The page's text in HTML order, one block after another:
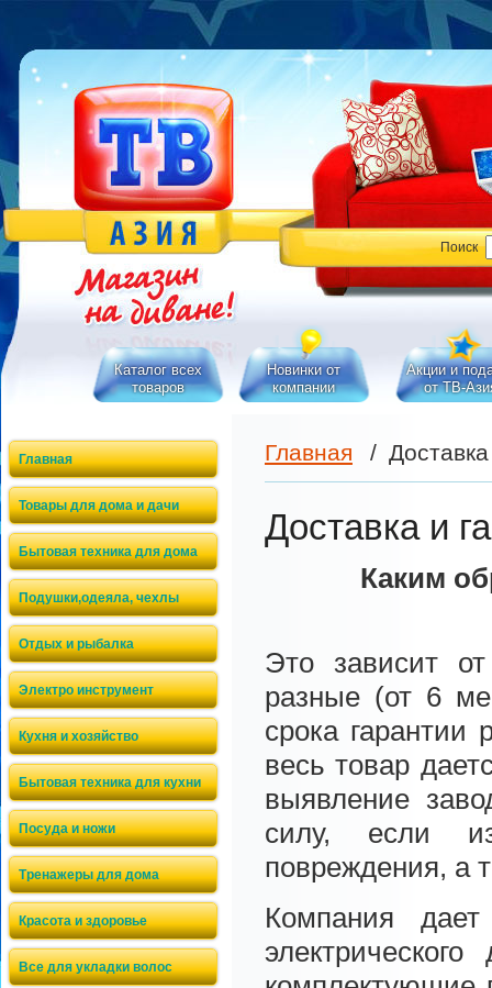
Поиск
Каталог всех
товаров
Новинки от
компании
Акции и
от ТВ-
Главная
Товары для дома и дачи
Бытовая техника для дома
Подушки,одеяла, чехлы
Отдых и рыбалка
Электро инструмент
Кухня и хозяйство
Бытовая техника для кухни
Посуда и ножи
Тренажеры для дома
Красота и здоровье
Все для укладки волос
Главная /
Доставка и
Каким
Это зависит
разные (от 6
срока гарантии
весь товар
выявление
силу, если
повреждения, а
Компания